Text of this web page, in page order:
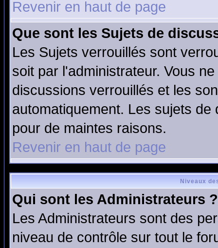
Revenir en haut de page
Que sont les Sujets de
Les Sujets verrouillés sont
soit par l'administrateur. Vous
discussions verrouillés et les
automatiquement. Les sujets
pour de maintes raisons.
Revenir en haut de page
Niveaux
Qui sont les Administrateurs ?
Les Administrateurs sont des
niveau de contrôle sur tout le